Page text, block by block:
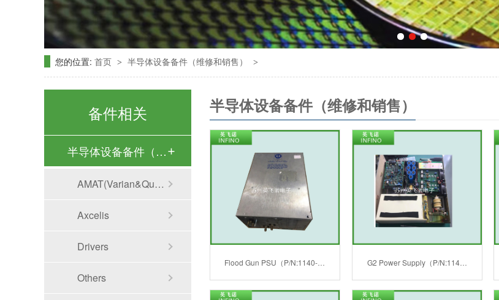
您的位置: 首页 > 半导体设备备件（维修和销售） >
备件相关
半导体设备备件（维…
AMAT(Varian&Quantum）
Axcelis
Drivers
Others
半导体设备备件（维修和销售）
Flood Gun PSU（P/N:1140-… G2 Power Supply（P/N:114…